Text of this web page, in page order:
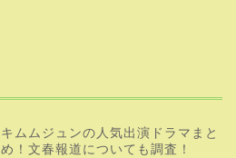
キムムジュンの人気出演ドラマまと
め！文春報道についても調査！